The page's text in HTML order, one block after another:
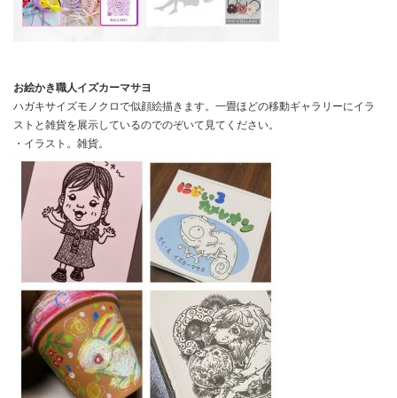
お絵かき職人イズカーマサヨ
ハガキサイズモノクロで似顔絵描きます。一畳ほどの移動ギャラリーにイラ
ストと雑貨を展示しているのでのぞいて見てください。
・イラスト。雑貨。